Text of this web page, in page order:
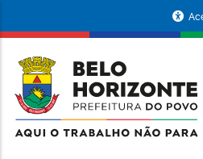
conteúdo
principal
da
Prefeitura
de